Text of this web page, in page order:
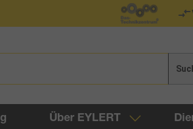
Über EYLERT